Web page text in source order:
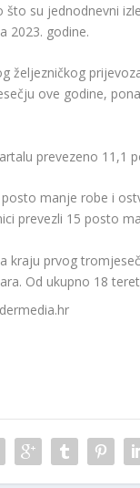
su jednodnevni
2023. godine.
željezničkog
ove godine,
prevezeno 11,1
manje robe i
prevezli 15 posto
kraju prvog
Od ukupno 18